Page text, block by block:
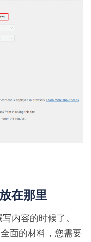
在那里
写内容的时候了。
面的材料，您需要